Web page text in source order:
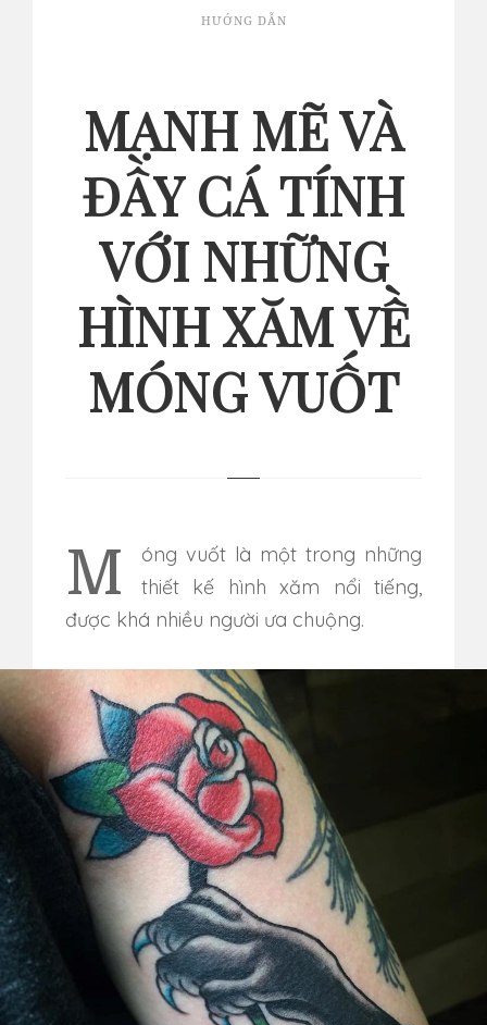
HƯỚNG DẪN
MẠNH MẼ VÀ
ĐẦY CÁ TÍNH
VỚI NHỮNG
HÌNH XĂM VỀ
MÓNG VUỐT
Móng vuốt là một trong những
thiết kế hình xăm nổi tiếng,
được khá nhiều người ưa chuộng.